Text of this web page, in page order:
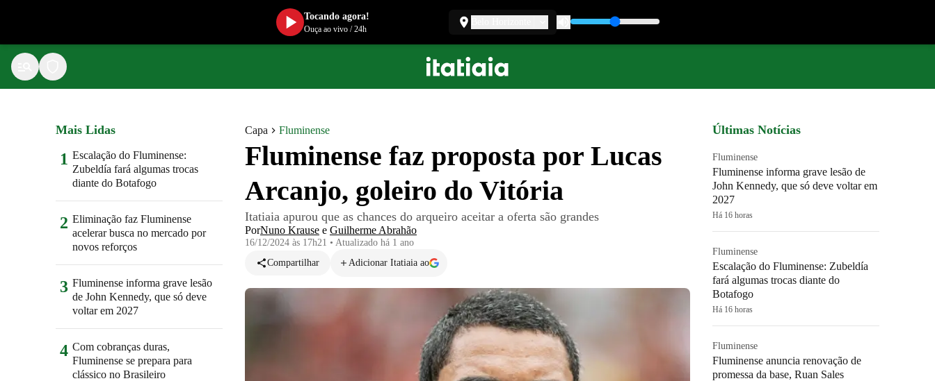
Capa Fluminense
Fluminense faz proposta por Lucas
Arcanjo, goleiro do Vitória
Itatiaia apurou que as chances do arqueiro aceitar a oferta são grandes
PorNuno Krause e Guilherme Abrahão
16/12/2024 às 17h21 • Atualizado há 1 ano
Compartilhar
Adicionar Itatiaia ao
Mais Lidas
1 Escalação do Fluminense:
Zubeldía fará algumas trocas
diante do Botafogo
2 Eliminação faz Fluminense
acelerar busca no mercado por
novos reforços
3 Fluminense informa grave lesão
de John Kennedy, que só deve
voltar em 2027
4 Com cobranças duras,
Fluminense se prepara para
clássico no Brasileiro
Últimas Notícias
Fluminense
Fluminense informa grave lesão de
John Kennedy, que só deve voltar em
2027
Há 16 horas
Fluminense
Escalação do Fluminense: Zubeldía
fará algumas trocas diante do
Botafogo
Há 16 horas
Fluminense
Fluminense anuncia renovação de
promessa da base, Ruan Sales
Tocando agora!
Ouça ao vivo/24h